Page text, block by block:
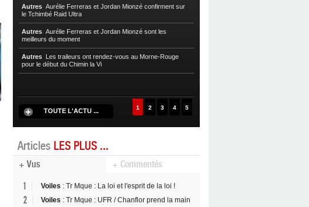
Autres Aurélie Ferreras et Jordan Mionzé confirment sur
le Tchimbé Raid Ultra
Autres Aurélie Ferreras et Jordan Mionzé sont les
meilleurs du moment
Autres Les traileurs ont rendez-vous au Morne-Rouge
pour le début du Chimin la Vi
TOUTE L'ACTU ... 1 2 3 4 5
Articles LES PLUS ...
+ Vus + Commentés
1 Voiles : Tr Mque : La loi et l'esprit de la loi !
2 Voiles : Tr Mque : UFR / Chanflor prend la main